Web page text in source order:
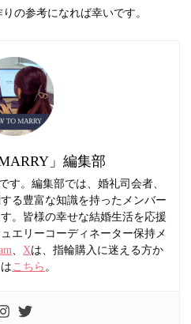
の参考になれば幸いです。
」編集部
す。編集部では、婚礼司会者、
る豊富な知識を持ったメンバー
。皆様の幸せな結婚生活を応援
エリーコーディネーター保持メ
Xは、指輪購入に迷える方か
こちら 。